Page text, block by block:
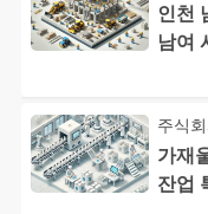
인천
남여
주식
가재
잔업